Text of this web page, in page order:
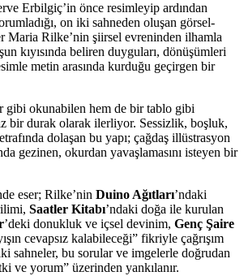
Erbilgiç’in önce resimleyip ardından
on iki sahneden oluşan görsel-
Maria Rilke’nin şiirsel evreninden ilhamla
kıyısında beliren duyguları, dönüşümleri
metin arasında kurduğu geçirgen bir
gibi okunabilen hem de bir tablo gibi
bir durak olarak ilerliyor. Sessizlik, boşluk,
dolaşan bu yapı; çağdaş illüstrasyon
gezinen, okurdan yavaşlamasını isteyen bir
eser; Rilke’nin Duino Ağıtları’ndaki
Saatler Kitabı’ndaki doğa ile kurulan
’deki donukluk ve içsel devinim, Genç Şaire
cevapsız kalabileceği” fikriyle çağrışım
sahneler, bu sorular ve imgelerle doğrudan
ve yorum” üzerinden yankılanır.